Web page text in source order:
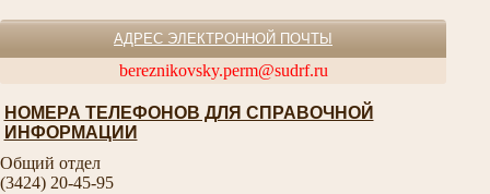
АДРЕС ЭЛЕКТРОННОЙ ПОЧТЫ
bereznikovsky.perm@sudrf.ru
НОМЕРА ТЕЛЕФОНОВ ДЛЯ СПРАВОЧНОЙ
ИНФОРМАЦИИ
Общий отдел
(3424) 20-45-95